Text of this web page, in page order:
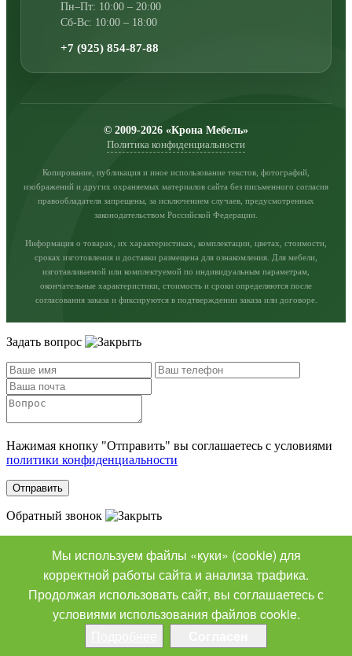
Пн–Пт: 10:00 – 20:00
Сб-Вс: 10:00 – 18:00
+7 (925) 854-87-88
© 2009-2026 «Крона Мебель»
Политика конфиденциальности
Копирование, публикация и иное использование текстов, фотографий,
изображений и других охраняемых материалов сайта без письменного согласия
правообладателя запрещены, за исключением случаев, предусмотренных
законодательством Российской Федерации.
Информация о товарах, их характеристиках, комплектации, цветах, стоимости,
сроках изготовления и доставки размещена для ознакомления. Для мебели,
изготавливаемой или комплектуемой по индивидуальным параметрам,
окончательные характеристики, стоимость и сроки определяются после
согласования заказа и фиксируются в подтверждении заказа или договоре.
Задать вопрос
Нажимая кнопку "Отправить" вы соглашаетесь с условиями
политики конфиденциальности
Отправить
Обратный звонок
Нажимая кнопку "Отправить" вы соглашаетесь с условиями
политики конфиденциальности
Отправить
Спасибо за Ваш заказ!
Мы свяжемся с Вами в самое ближайшее время.
Мы используем файлы «куки» (cookie) для
корректной работы сайта и анализа трафика.
Продолжая использовать сайт, вы соглашаетесь с
условиями использования файлов cookie.